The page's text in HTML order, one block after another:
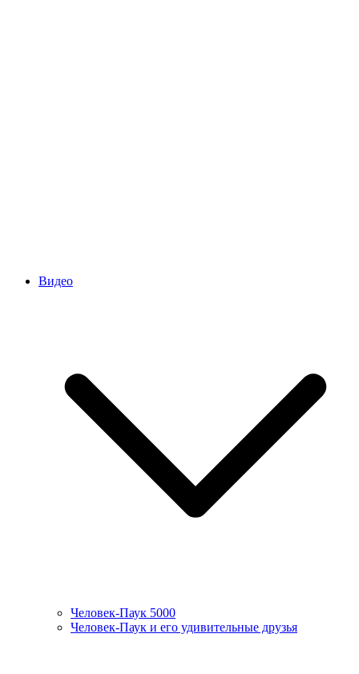
Видео
Человек-Паук 5000
Человек-Паук и его удивительные друзья